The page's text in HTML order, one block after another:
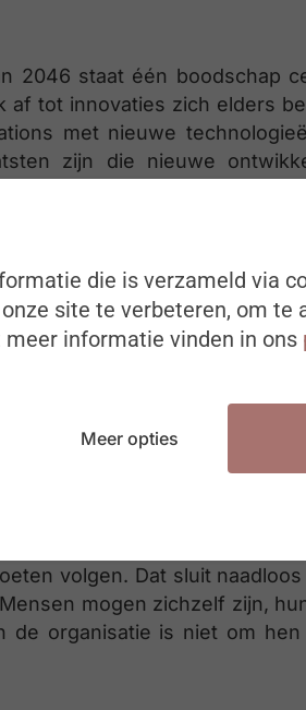
2046 staat één boodschap
af tot innovaties zich elders
met nieuwe
zijn die nieuwe
geeft ook les aan de AP
beïnvloedt ze vandaag al
in onze klaslokalen. Als
nu al meegeven.”
lang na te denken. Ze kiest
“Een wegwijzer
Signpost wil
volgen. Dat sluit naadloos
mogen zichzelf zijn,
de organisatie is niet om hen
die is verzameld via
site te verbeteren, om te
informatie vinden in ons
Meer opties